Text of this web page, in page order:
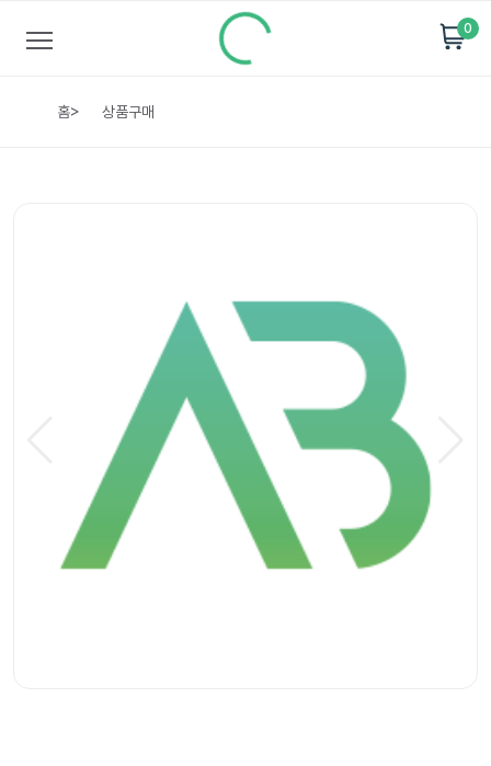
0
홈> 상품구매